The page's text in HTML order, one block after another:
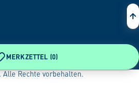
MERKZETTEL (0)
Rechte vorbehalten.